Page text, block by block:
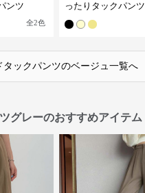
ンツ
全2色
ったりタックパンツ
タックパンツのベージュ一覧へ
グレーのおすすめアイテム